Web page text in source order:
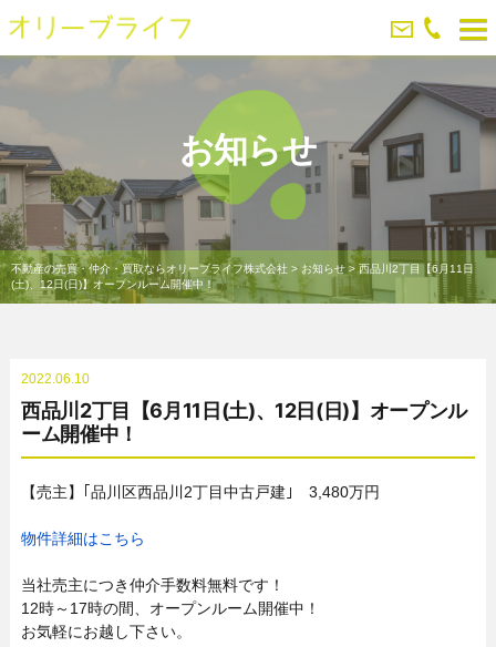
お知らせ
不動産の売買・仲介・買取ならオリーブライフ株式会社 > お知らせ>西品川2丁目【6月11日
(土)、12日(日)】オープンルーム開催中！
2022.06.10
西品川2丁目【6月11日(土)、12日(日)】オープンル
ーム開催中！
【売主】｢品川区西品川2丁目中古戸建｣ 3,480万円
物件詳細はこちら
当社売主につき仲介手数料無料です！
12時～17時の間、オープンルーム開催中！
お気軽にお越し下さい。